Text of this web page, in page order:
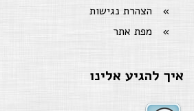
הצהרת נגישות
מפת אתר
איך להגיע אלינו